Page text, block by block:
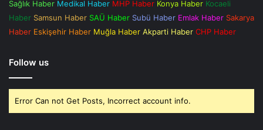
Sağlık Haber Medikal Haber MHP Haber Konya Haber Kocaeli
Haber Samsun Haber SAÜ Haber Subü Haber Emlak Haber Sakarya
Haber Eskişehir Haber Muğla Haber Akparti Haber CHP Haber
Follow us
Error Can not Get Posts, Incorrect account info.